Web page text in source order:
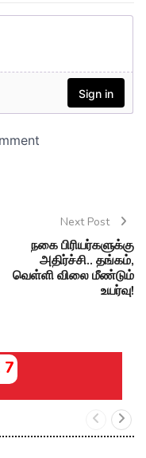
Next Post
நகை பிரியர்களுக்கு
அதிர்ச்சி.. தங்கம்,
வெள்ளி விலை மீண்டும்
உயர்வு!
7